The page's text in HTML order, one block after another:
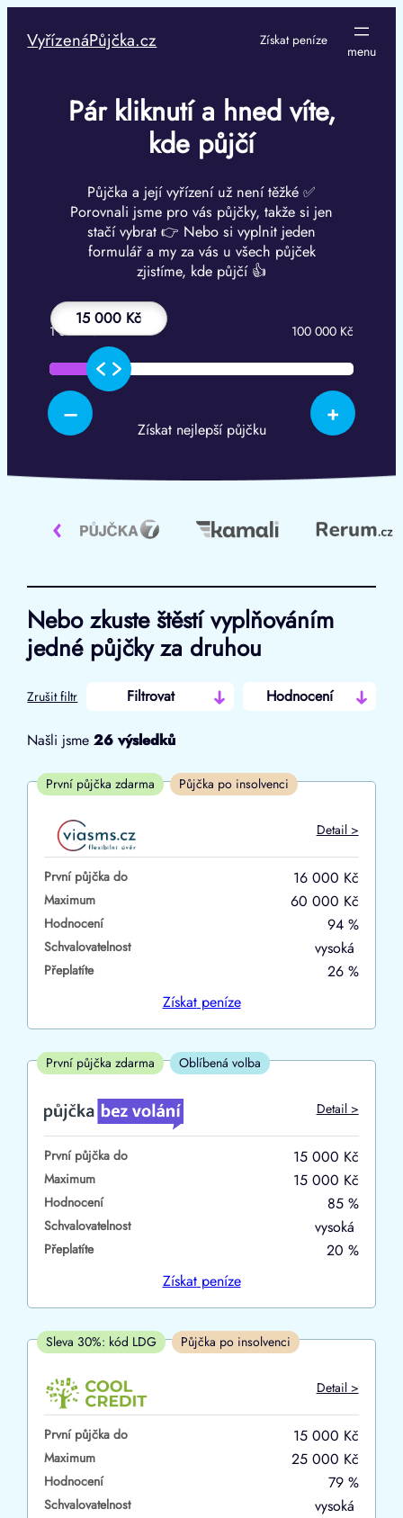
obsah
VyřízenáPůjčka.cz Získat peníze
Pár kliknutí a hned víte,
kde půjčí
Půjčka a její vyřízení už není těžké ✅
Porovnali jsme pro vás půjčky, takže si jen
stačí vybrat 👉 Nebo si vyplnit jeden
formulář a my za vás u všech půjček
zjistíme, kde půjčí 👍
15 000 Kč
– +
1 000 Kč 100 000 Kč
Získat nejlepší půjčku
‹
Nebo zkuste štěstí vyplňováním
jedné půjčky za druhou
Zrušit filtr Filtrovat Hodnocení
Od
První půjčka zdarma
–
ano
ne
ano
ne
V exekuci
ano
ne
Po insolvenci
ano
ne
V hotovosti
ano
Našli jsme26 výsledků
První půjčka zdarma Půjčka po insolvenci
Detail >
První půjčka do 16 000 Kč
Maximum 60 000 Kč
Hodnocení 94 %
Schvalovatelnost vysoká
Přeplatíte
26 %
Získatpeníze
První půjčka zdarma Oblíbená volba
Detail >
První půjčka do 15 000 Kč
Maximum 15 000 Kč
Hodnocení 85 %
Schvalovatelnost vysoká
Přeplatíte
20 %
Získatpeníze
Sleva 30%: kód LDG Půjčka po insolvenci
Detail >
První půjčka do 15 000 Kč
Maximum 25 000 Kč
Hodnocení 79 %
Schvalovatelnost vysoká